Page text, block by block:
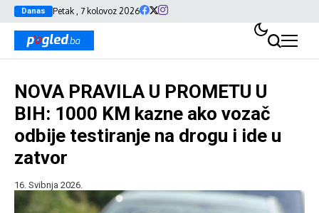
Danas Petak , 7 kolovoz 2026
NOVA PRAVILA U PROMETU U
BIH: 1000 KM kazne ako vozač
odbije testiranje na drogu i ide u
zatvor
16. Svibnja 2026.